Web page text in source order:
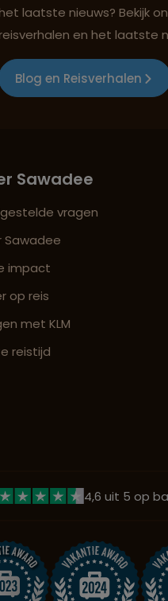
laatste nieuws? Bekijk
en het laatste
Blog en Reisverhalen
Sawadee
vragen
Sawadee
impact
op reis
met KLM
reistijd
4,6 uit 5 op